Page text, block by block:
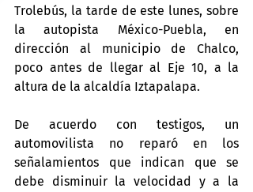
Trolebús, la tarde de este lunes, sobre
la autopista México-Puebla, en
dirección al municipio de Chalco,
poco antes de llegar al Eje 10, a la
altura de la alcaldía Iztapalapa.
De acuerdo con testigos, un
automovilista no reparó en los
señalamientos que indican que se
debe disminuir la velocidad y a la